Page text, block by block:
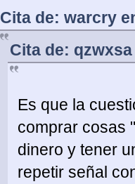
Cita de: warcry
Cita de:
Es que la
comprar cosas
dinero y tener
repetir señal